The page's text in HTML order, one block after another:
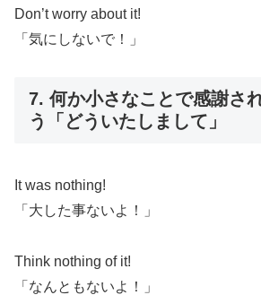
Don’t worry about it!
「気にしないで！」
7. 何か小さなことで感謝さ
う「どういたしまして」
It was nothing!
「大した事ないよ！」
Think nothing of it!
「なんともないよ！」